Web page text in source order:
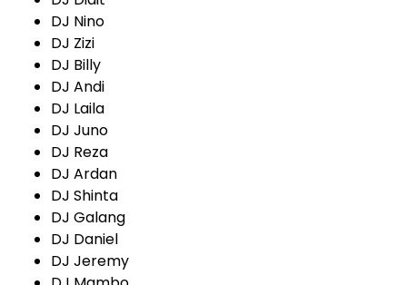
DJ Nino
DJ Zizi
DJ Billy
DJ Andi
DJ Laila
DJ Juno
DJ Reza
DJ Ardan
DJ Shinta
DJ Galang
DJ Daniel
DJ Jeremy